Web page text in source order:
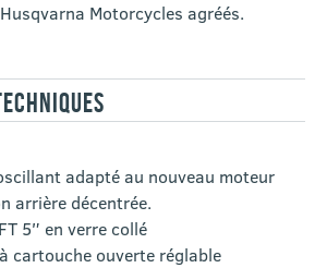
Motorcycles agréés.
adapté au nouveau moteur
arrière décentrée.
5″ en verre collé
cartouche ouverte réglable